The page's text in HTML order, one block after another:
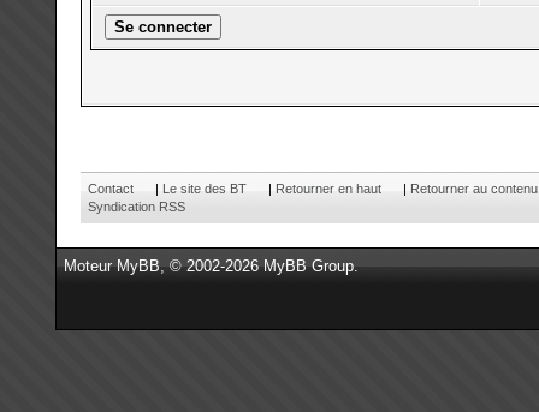
Contact | Le site des BT | Retourner en haut | Retourner au contenu
Syndication RSS
MoteurMyBB, © 2002-2026MyBB Group.